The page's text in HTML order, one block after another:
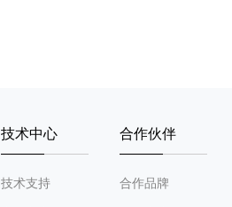
技术中心
技术支持
合作伙伴
合作品牌